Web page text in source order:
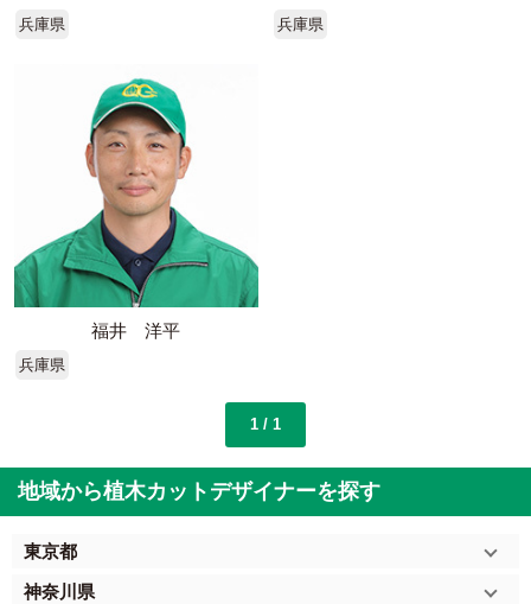
兵庫県 兵庫県
福井 洋平
兵庫県
1 / 1
地域から植木カットデザイナーを探す
東京都
神奈川県